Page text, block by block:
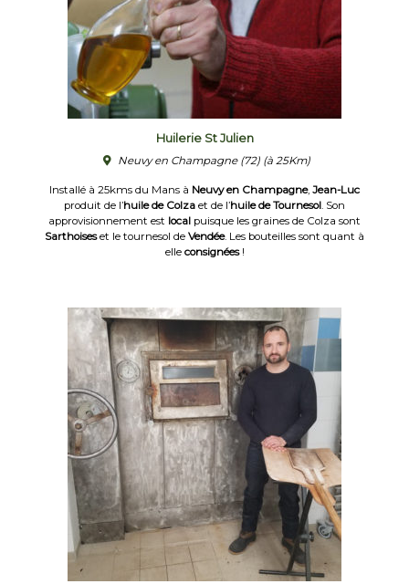
Huilerie St Julien
Neuvy en Champagne (72)(à 25Km)
Installé à 25kms du Mans à Neuvy en Champagne, Jean-Luc
produit de l’huile de Colza et de l’huile de Tournesol. Son
approvisionnement est local puisque les graines de Colza sont
Sarthoiseset le tournesol de Vendée. Les bouteilles sont quant à
elle consignées!